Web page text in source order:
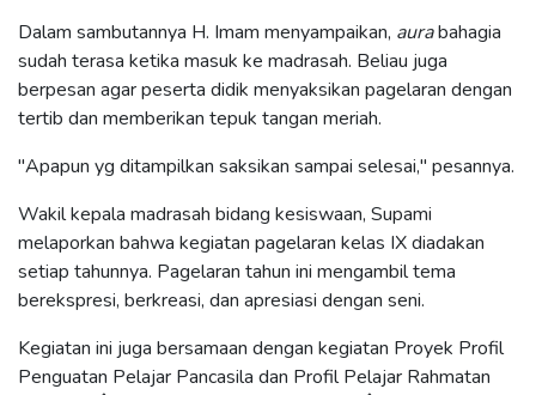
Dalam sambutannya H. Imam menyampaikan, aurabahagia
sudah terasa ketika masuk ke madrasah. Beliau juga
berpesan agar peserta didik menyaksikan pagelaran dengan
tertib dan memberikan tepuk tangan meriah.
"Apapun yg ditampilkan saksikan sampai selesai," pesannya.
Wakil kepala madrasah bidang kesiswaan, Supami
melaporkan bahwa kegiatan pagelaran kelas IX diadakan
setiap tahunnya. Pagelaran tahun ini mengambil tema
berekspresi, berkreasi, dan apresiasi dengan seni.
Kegiatan ini juga bersamaan dengan kegiatan Proyek Profil
Penguatan Pelajar Pancasila dan Profil Pelajar Rahmatan